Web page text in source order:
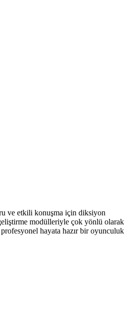
ve etkili konuşma için diksiyon
modülleriyle çok yönlü olarak
hayata hazır bir oyunculuk